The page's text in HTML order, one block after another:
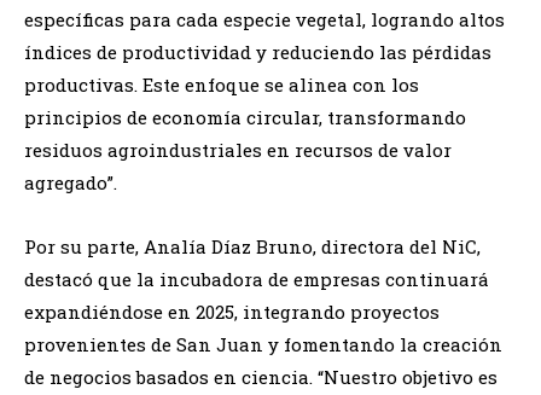
específicas para cada especie vegetal, logrando altos
índices de productividad y reduciendo las pérdidas
productivas. Este enfoque se alinea con los
principios de economía circular, transformando
residuos agroindustriales en recursos de valor
agregado”.
Por su parte, Analía Díaz Bruno, directora del NiC,
destacó que la incubadora de empresas continuará
expandiéndose en 2025, integrando proyectos
provenientes de San Juan y fomentando la creación
de negocios basados en ciencia. “Nuestro objetivo es